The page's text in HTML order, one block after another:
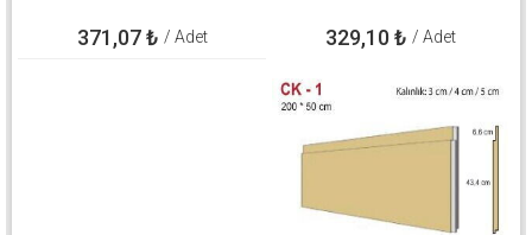
371,07₺ / Adet 329,10₺ / Adet